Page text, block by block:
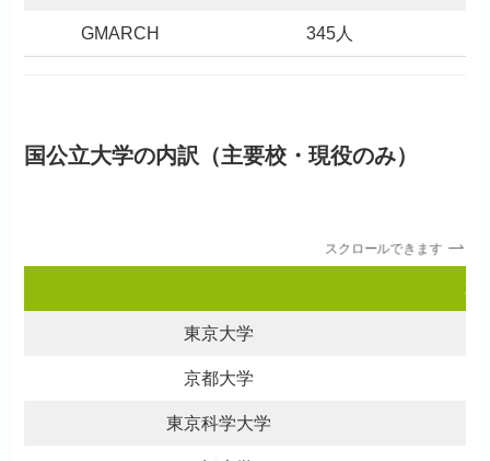
GMARCH 345人
国公立大学の内訳（主要校・現役のみ）
スクロールできます
東京大学
京都大学
東京科学大学